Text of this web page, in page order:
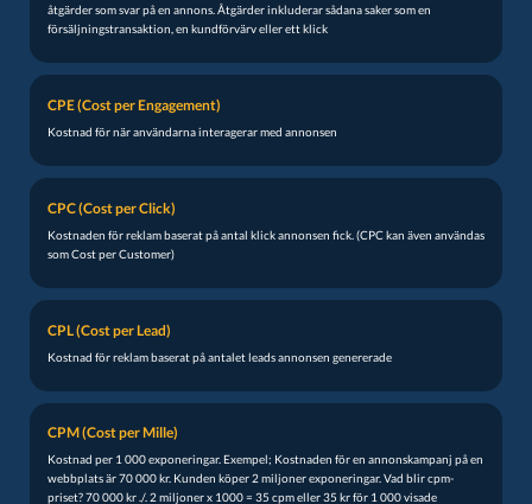
åtgärder som svar på en annons. Åtgärder inkluderar sådana saker som en
försäljningstransaktion, en kundförvärv eller ett klick
CPE (Cost per Engagement)
Kostnad för när användarna interagerar med annonsen
CPC (Cost per Click)
Kostnaden för reklam baserat på antal klick annonsen fick. (CPC kan även användas
som Cost per Customer)
CPL (Cost per Lead)
Kostnad för reklam baserat på antalet leads annonsen genererade
CPM (Cost per Mille)
Kostnad per 1 000 exponeringar. Exempel; Kostnaden för en annonskampanj på en
webbplats är 70 000 kr. Kunden köper 2 miljoner exponeringar. Vad blir cpm-
priset? 70 000 kr ./. 2 miljoner x 1000 = 35 cpm eller 35 kr för 1 000 visade